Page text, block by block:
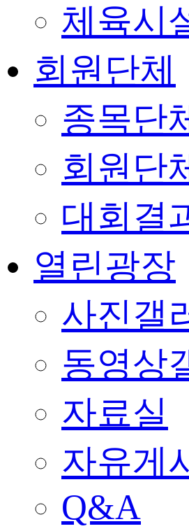
체육시
회원단체
종목단
회원단
대회결
열린광장
사진갤
동영상
자료실
자유게
Q&A